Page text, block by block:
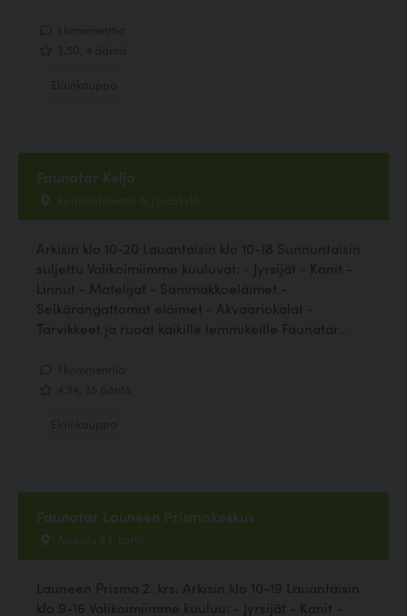
Faunatar Keljo
Kylmälahdentie 6, Jyväskylä
Arkisin klo 10-20 Lauantaisin klo 10-18 Sunnuntaisin
suljettu Valikoimiimme kuuluvat: - Jyrsijät - Kanit -
Linnut - Matelijat - Sammakkoeläimet -
Selkärangattomat eläimet - Akvaariokalat -
Tarvikkeet ja ruoat kaikille lemmikeille Faunatar...
Faunatar Launeen Prismakeskus
Ajokatu 83, Lahti
Launeen Prisma 2. krs. Arkisin klo 10-19 Lauantaisin
klo 9-16 Valikoimiimme kuuluu: - Jyrsijät - Kanit -